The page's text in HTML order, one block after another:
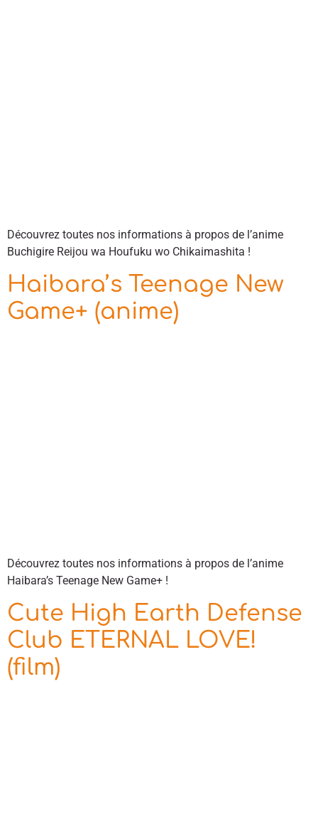
Découvrez toutes nos informations à propos de l’anime
Buchigire Reijou wa Houfuku wo Chikaimashita !
Haibara’s Teenage New
Game+ (anime)
Découvrez toutes nos informations à propos de l’anime
Haibara’s Teenage New Game+ !
Cute High Earth Defense
Club ETERNAL LOVE!
(film)